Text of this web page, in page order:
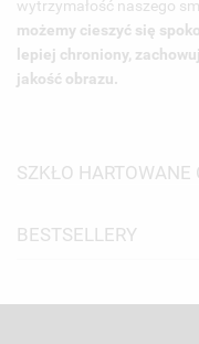
SZKŁO HARTOWANE
BESTSELLERY
wytrzymałość naszego
możemy cieszyć się
lepiej chroniony,
jakość obrazu.